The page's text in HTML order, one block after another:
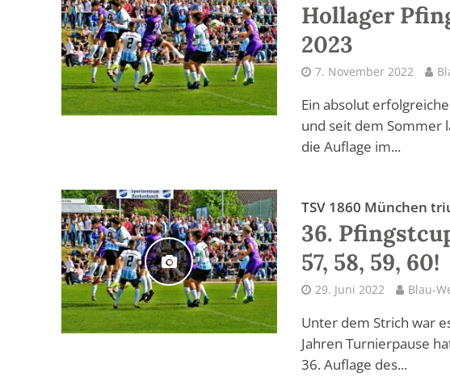
Hollager
2023
7. November 2022
Ein absolut
und seit dem Sommer
die Auflage im...
TSV 1860 München
36.
57, 58, 59, 60!
29. Juni 2022 Blau-
Unter dem Strich war
Jahren Turnierpause
36. Auflage des...